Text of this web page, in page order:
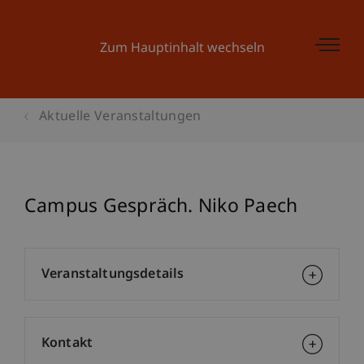
Zum Hauptinhalt wechseln
Aktuelle Veranstaltungen
Campus Gespräch. Niko Paech
Veranstaltungsdetails
Kontakt